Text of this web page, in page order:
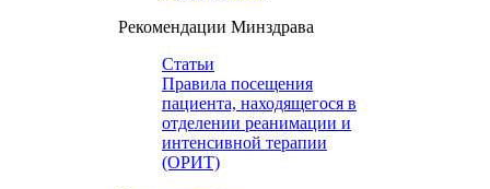
Рекомендации Минздрава
Статьи
Правила посещения
пациента, находящегося в
отделении реанимации и
интенсивной терапии
(ОРИТ)